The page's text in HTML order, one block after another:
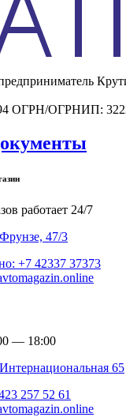
ОГРН/ОГРНИП:
работает 24/7
47/3
+7 42337 37373
— 18:00
65
257 52 61